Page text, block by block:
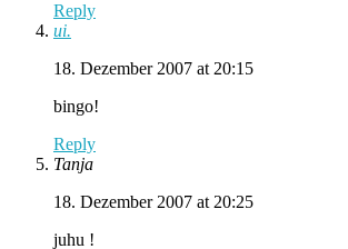
Reply
ui.
18. Dezember 2007 at 20:15
bingo!
Reply
Tanja
18. Dezember 2007 at 20:25
juhu !